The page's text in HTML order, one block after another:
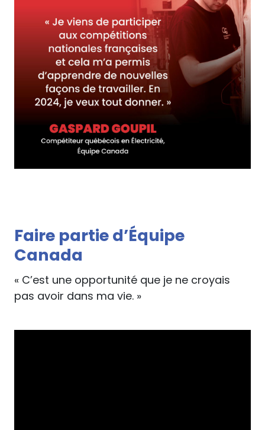
Faire partie d’Équipe
Canada
« C’est une opportunité que je ne croyais
pas avoir dans ma vie. »